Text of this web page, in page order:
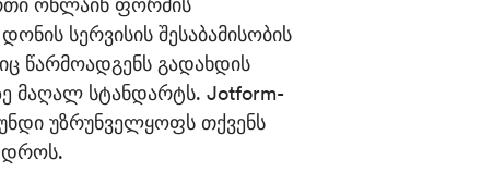
სერვისის შესაბამისობის
წარმოადგენს გადახდის
მაღალ სტანდარტს. Jotform-
უზრუნველყოფს თქვენს
დროს.